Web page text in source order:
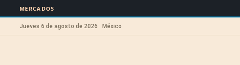
MERCADOS
Jueves 6 de agosto de 2026 · México